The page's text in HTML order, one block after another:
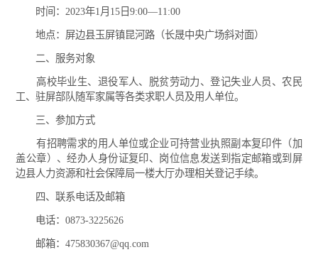
时间：2023年1月15日9:00—11:00
地点：屏边县玉屏镇昆河路（长晟中央广场斜对面）
二、服务对象
高校毕业生、退役军人、脱贫劳动力、登记失业人员、农民
工、驻屏部队随军家属等各类求职人员及用人单位。
三、参加方式
有招聘需求的用人单位或企业可持营业执照副本复印件（加
盖公章）、经办人身份证复印、岗位信息发送到指定邮箱或到屏
边县人力资源和社会保障局一楼大厅办理相关登记手续。
四、联系电话及邮箱
电话：0873-3225626
邮箱：475830367@qq.com